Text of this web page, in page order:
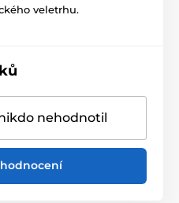
veletrhu.
nehodnotil